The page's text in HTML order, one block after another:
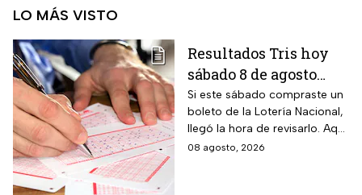
LO MÁS VISTO
Resultados Tris hoy
sábado 8 de agosto
2026: consulta los
números ganadores
de la Lotería Nacional
Si este sábado compraste un
boleto de la Lotería Nacional,
llegó la hora de revisarlo. Aquí
te contamos los resultados
08 agosto, 2026